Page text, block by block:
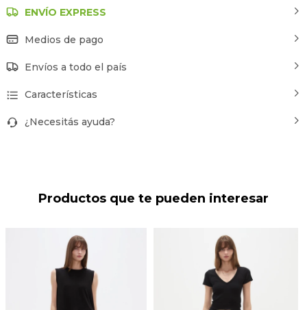
ENVÍO EXPRESS
Medios de pago
Envíos a todo el país
Características
¿Necesitás ayuda?
Productos que te pueden interesar